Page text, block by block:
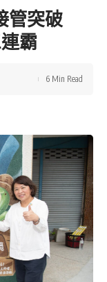
管突破
霸
6 Min Read